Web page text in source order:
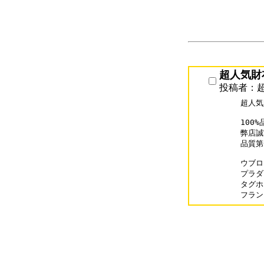
超人気
投稿者：
超人
100%
弊店
品質
ウブ
プラ
タグ
フラ